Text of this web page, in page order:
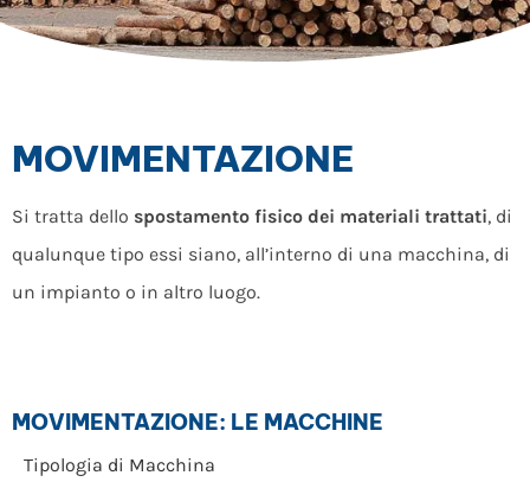
MOVIMENTAZIONE
Si tratta dello spostamento fisico dei materiali trattati, di
qualunque tipo essi siano, all’interno di una macchina, di
un impianto o in altro luogo.
MOVIMENTAZIONE: LE MACCHINE
Tipologia di Macchina